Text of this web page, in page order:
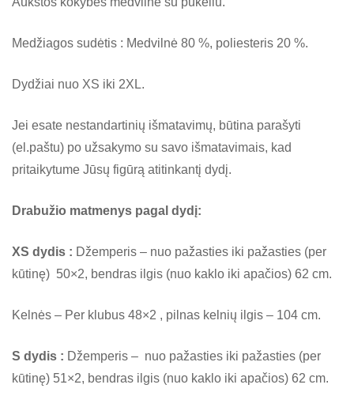
Medžiagos sudėtis : Medvilnė 80 %, poliesteris 20 %.
Dydžiai nuo XS iki 2XL.
Jei esate nestandartinių išmatavimų, būtina parašyti
(el.paštu) po užsakymo su savo išmatavimais, kad
pritaikytume Jūsų figūrą atitinkantį dydį.
Drabužio matmenys pagal dydį:
XS dydis : Džemperis – nuo pažasties iki pažasties (per
kūtinę) 50×2, bendras ilgis (nuo kaklo iki apačios) 62 cm.
Kelnės – Per klubus 48×2 , pilnas kelnių ilgis – 104 cm.
S dydis : Džemperis – nuo pažasties iki pažasties (per
kūtinę) 51×2, bendras ilgis (nuo kaklo iki apačios) 62 cm.